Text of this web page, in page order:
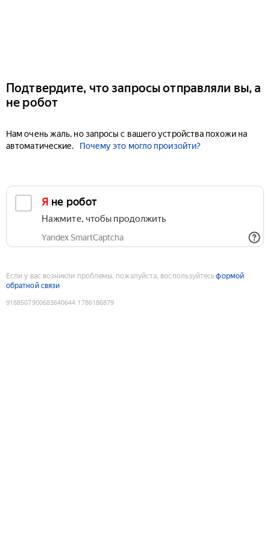
Подтвердите, что запросы отправляли вы, а
не робот
Нам очень жаль, но запросы с вашего устройства похожи на
автоматические.
Почему это могло произойти?
Я не робот
Нажмите, чтобы продолжить
Yandex SmartCaptcha
Если у вас возникли проблемы, пожалуйста, воспользуйтесьформой
обратной связи
9188507900683640644:1786186879